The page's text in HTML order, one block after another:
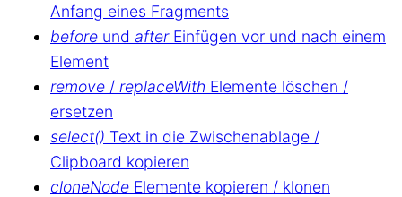
Anfang eines Fragments
before und afterEinfügen vor und nach einem
Element
remove / replaceWith Elemente löschen /
ersetzen
select() Text in die Zwischenablage /
Clipboard kopieren
cloneNode Elemente kopieren / klonen